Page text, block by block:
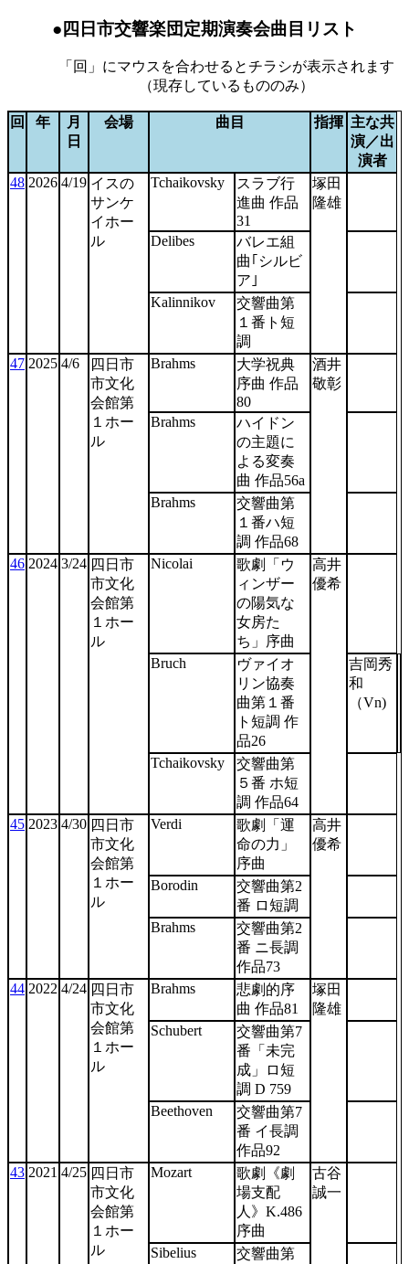
●四日市交響楽団定期演奏会曲目リスト
「回」にマウスを合わせるとチラシが表示されます
（現存しているもののみ）
回 年
月
日
会場 曲目 指揮 主な共
演／出
演者
48 2026 4/19 イスの
サンケ
イホー
ル
Tchaikovsky
スラブ行
進曲 作品
31
塚田
隆雄
Delibes
バレエ組
曲｢シルビ
ア｣
Kalinnikov
交響曲第
１番ト短
調
47 2025 4/6
四日市
市文化
会館第
１ホー
ル
Brahms
大学祝典
序曲 作品
80
酒井
敬彰
Brahms
ハイドン
の主題に
よる変奏
曲 作品56a
Brahms
交響曲第
１番ハ短
調 作品68
46 2024 3/24 四日市
市文化
会館第
１ホー
ル
Nicolai
歌劇「ウ
ィンザー
の陽気な
女房た
ち」序曲
高井
優希
Bruch
ヴァイオ
リン協奏
曲第１番
ト短調 作
品26
吉岡秀
和
（Vn)
Tchaikovsky
交響曲第
５番 ホ短
調 作品64
45 2023 4/30 四日市
市文化
会館第
１ホー
ル
Verdi
歌劇「運
命の力」
序曲
高井
優希
Borodin
交響曲第2
番 ロ短調
Brahms
交響曲第2
番 ニ長調
作品73
44 2022 4/24 四日市
市文化
会館第
１ホー
ル
Brahms
悲劇的序
曲 作品81
塚田
隆雄
Schubert
交響曲第7
番「未完
成」ロ短
調 D 759
Beethoven
交響曲第7
番 イ長調
作品92
43 2021 4/25 四日市
市文化
会館第
１ホー
ル
Mozart
歌劇《劇
場支配
人》K.486
序曲
古谷
誠一
Sibelius
交響曲第